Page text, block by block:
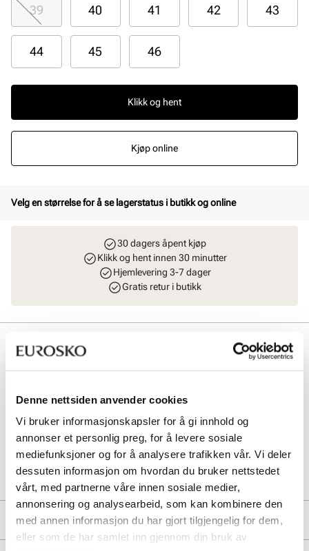
Denne nettsiden anvender cookies
Vi bruker informasjonskapsler for å gi innhold og
annonser et personlig preg, for å levere sosiale
mediefunksjoner og for å analysere trafikken vår. Vi deler
dessuten informasjon om hvordan du bruker nettstedet
vårt, med partnerne våre innen sosiale medier,
annonsering og analysearbeid, som kan kombinere den
med annen informasjon du har gjort tilgjengelig for dem,
eller som de har samlet inn gjennom din bruk av
39 40 41 42 43
44 45 46
Klikk og hent
Kjøp online
Velg en størrelse for å se lagerstatus i butikk og online
30 dagers åpent kjøp
Klikk og hent innen 30 minutter
Hjemlevering 3-7 dager
Gratis retur i butikk
Beskrivelse
BIRKENSTOCK Uppsala Mid LEVE Regular er en stilren halvhøy
tilpasning og komfort. Uforet design gir allsidighet, mens yttersålen
snøreboot.
Art. nr21147401
Lev. art. nr1028115
Produktdetaljer